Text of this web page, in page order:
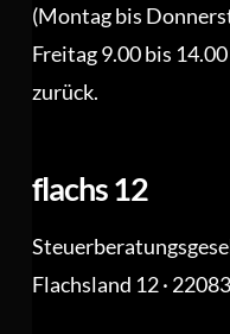
(Montag bis
Freitag 9.00 bis
zurück.
flachs 12
Flachsland 12 ·